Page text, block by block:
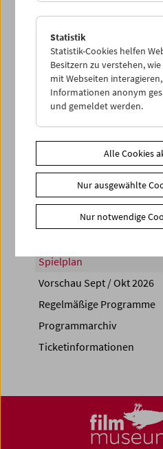
PROGRAMM ÜBERBLICK
Share on
Spielplan
Vorschau Sept / Okt 2026
Regelmäßige Programme
Programmarchiv
Ticketinformationen
Statistik
Statistik-Cookies helfen
Besitzern zu verstehen,
mit Webseiten
Informationen anonym
und gemeldet werden.
Alle Cookies
Nur ausgewählte
Nur notwendige